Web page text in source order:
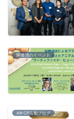
開催済のイベント
AWCP活動ブログ